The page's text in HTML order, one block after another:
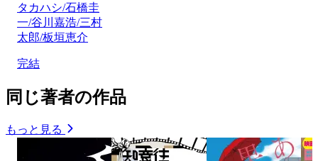
タカハシ/石橋圭
一/谷川嘉浩/三村
太郎/板垣恵介
完結
同じ著者の作品
もっと見る